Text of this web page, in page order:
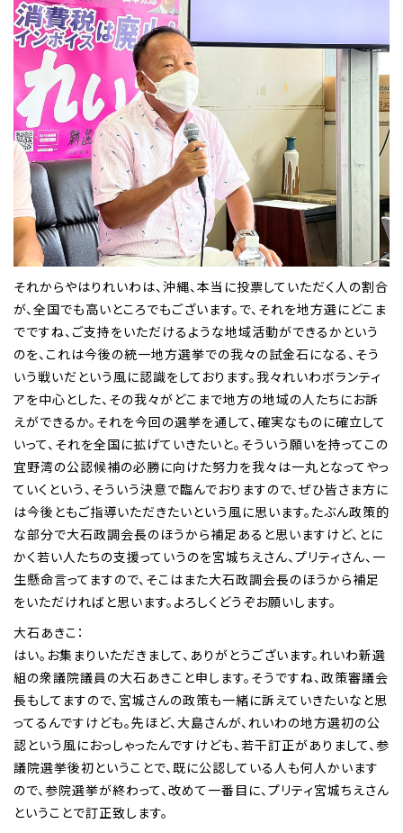
それからやはりれいわは、沖縄、本当に投票していただく人の割合
が、全国でも高いところでもございます。で、それを地方選にどこま
でですね、ご支持をいただけるような地域活動ができるかという
のを、これは今後の統一地方選挙での我々の試金石になる、そう
いう戦いだという風に認識をしております。我々れいわボランティ
アを中心とした、その我々がどこまで地方の地域の人たちにお訴
えができるか。それを今回の選挙を通して、確実なものに確立して
いって、それを全国に拡げていきたいと。そういう願いを持ってこの
宜野湾の公認候補の必勝に向けた努力を我々は一丸となってやっ
ていくという、そういう決意で臨んでおりますので、ぜひ皆さま方に
は今後ともご指導いただきたいという風に思います。たぶん政策的
な部分で大石政調会長のほうから補足あると思いますけど、とに
かく若い人たちの支援っていうのを宮城ちえさん、プリティさん、一
生懸命言ってますので、そこはまた大石政調会長のほうから補足
をいただければと思います。よろしくどうぞお願いします。
大石あきこ：
はい。お集まりいただきまして、ありがとうございます。れいわ新選
組の衆議院議員の大石あきこと申します。そうですね、政策審議会
長もしてますので、宮城さんの政策も一緒に訴えていきたいなと思
ってるんですけども。先ほど、大島さんが、れいわの地方選初の公
認という風におっしゃったんですけども、若干訂正がありまして、参
議院選挙後初ということで、既に公認している人も何人かいます
ので、参院選挙が終わって、改めて一番目に、プリティ宮城ちえさん
ということで訂正致します。